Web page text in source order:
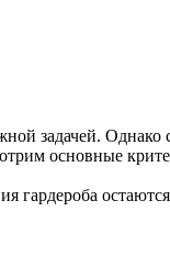
задачей.
основные
гардероба